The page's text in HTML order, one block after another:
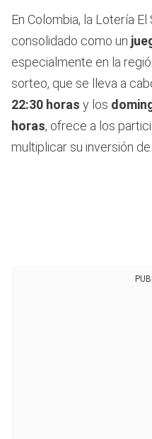
En Colombia, la Lotería
consolidado como un
especialmente en la
sorteo, que se lleva a
22:30 horas y los
horas, ofrece a los
multiplicar su inversión